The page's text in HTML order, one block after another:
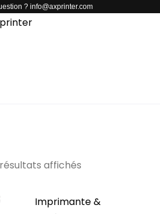
? info@axprinter.com
affichés